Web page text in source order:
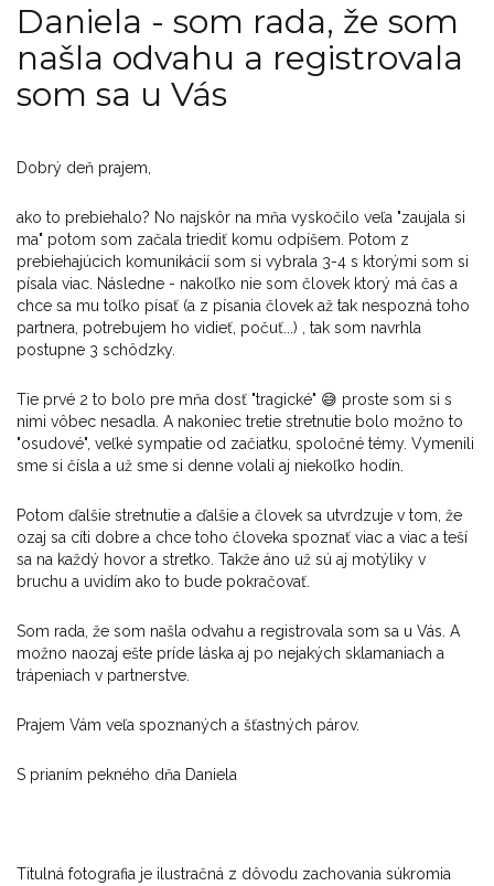
Daniela - som rada, že som
našla odvahu a registrovala
som sa u Vás
Dobrý deň prajem,
ako to prebiehalo? No najskôr na mňa vyskočilo veľa "zaujala si
ma" potom som začala triediť komu odpíšem. Potom z
prebiehajúcich komunikácií som si vybrala 3-4 s ktorými som si
písala viac. Následne - nakoľko nie som človek ktorý má čas a
chce sa mu toľko písať (a z písania človek až tak nespozná toho
partnera, potrebujem ho vidieť, počuť...) , tak som navrhla
postupne 3 schôdzky.
Tie prvé 2 to bolo pre mňa dosť "tragické" 😅 proste som si s
nimi vôbec nesadla. A nakoniec tretie stretnutie bolo možno to
"osudové", veľké sympatie od začiatku, spoločné témy. Vymenili
sme si čísla a už sme si denne volali aj niekoľko hodín.
Potom ďalšie stretnutie a ďalšie a človek sa utvrdzuje v tom, že
ozaj sa cíti dobre a chce toho človeka spoznať viac a viac a teší
sa na každý hovor a stretko. Takže áno už sú aj motýliky v
bruchu a uvidím ako to bude pokračovať.
Som rada, že som našla odvahu a registrovala som sa u Vás. A
možno naozaj ešte príde láska aj po nejakých sklamaniach a
trápeniach v partnerstve.
Prajem Vám veľa spoznaných a šťastných párov.
S prianím pekného dňa Daniela
Titulná fotografia je ilustračná z dôvodu zachovania súkromia